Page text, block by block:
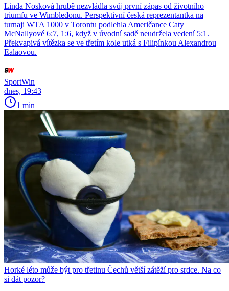
Linda Nosková hrubě nezvládla svůj první zápas od životního
triumfu ve Wimbledonu. Perspektivní česká reprezentantka na
turnaji WTA 1000 v Torontu podlehla Američance Caty
McNallyové 6:7, 1:6, když v úvodní sadě neudržela vedení 5:1.
Překvapivá vítězka se ve třetím kole utká s Filipínkou Alexandrou
Ealaovou.
SportWin
dnes, 19:43
1 min
Horké léto může být pro třetinu Čechů větší zátěží pro srdce. Na co
si dát pozor?